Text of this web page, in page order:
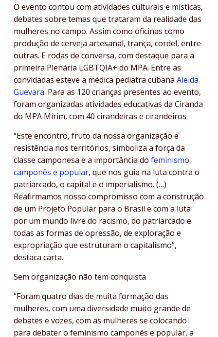
O evento contou com atividades culturais e místicas,
debates sobre temas que trataram da realidade das
mulheres no campo. Assim como oficinas como
produção de cerveja artesanal, trança, cordel, entre
outras. E rodas de conversa, com destaque para a
primeira Plenária LGBTQIA+ do MPA. Entre as
convidadas esteve a médica pediatra cubanaAleida
Guevara. Para as 120 crianças presentes ao evento,
foram organizadas atividades educativas da Ciranda
do MPA Mirim, com 40 cirandeiras e cirandeiros.
“Este encontro, fruto da nossa organização e
resistência nos territórios, simboliza a força da
classe camponesa e a importância dofeminismo
camponês e popular, que nos guia na luta contra o
patriarcado, o capital e o imperialismo. (…)
Reafirmamos nosso compromisso com a construção
de um Projeto Popular para o Brasil e com a luta
por um mundo livre do racismo, do patriarcado e
todas as formas de opressão, de exploração e
expropriação que estruturam o capitalismo”,
destaca carta.
Sem organização não tem conquista
“Foram quatro dias de muita formação das
mulheres, com uma diversidade muito grande de
debates e vozes, com as mulheres se colocando
para debater o feminismo camponês e popular, a